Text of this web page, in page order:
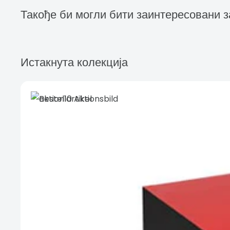
Такође би могли бити заинтересовани
Истакнута колекција